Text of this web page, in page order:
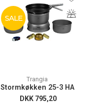
SALE
Trangia
Stormkøkken 25-3 HA
DKK 795,20